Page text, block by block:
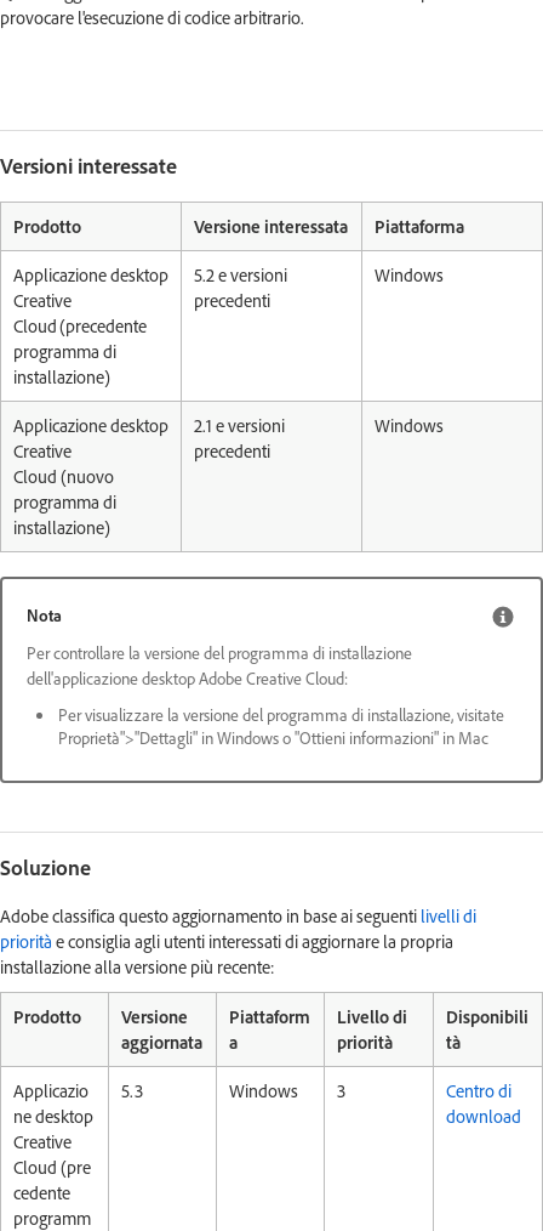
provocare l'esecuzione di codice arbitrario.
Versioni interessate
Prodotto Versione interessata Piattaforma
Applicazione desktop
Creative
Cloud (precedente
programma di
installazione)
5.2 e versioni
precedenti
Windows
Applicazione desktop
Creative
Cloud (nuovo
programma di
installazione)
2.1 e versioni
precedenti
Windows
Nota
Per controllare la versione del programma di installazione
dell'applicazione desktop Adobe Creative Cloud:
Per visualizzare la versione del programma di installazione, visitate
Proprietà">"Dettagli" in Windows o "Ottieni informazioni" in Mac
Soluzione
Adobe classifica questo aggiornamento in base ai seguenti livelli di
priorità e consiglia agli utenti interessati di aggiornare la propria
installazione alla versione più recente:
Prodotto
Versione
aggiornata
Piattaform
a
Livello di
priorità
Disponibili
tà
Applicazio
ne desktop
Creative
Cloud (pre
cedente
programm
5.3 Windows 3
Centro di
download